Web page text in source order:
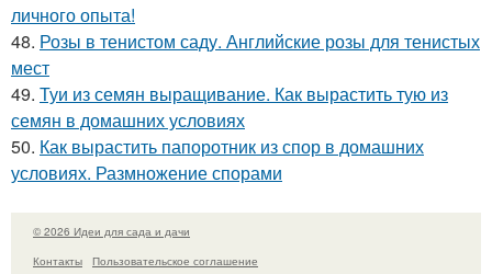
личного опыта!
48. Розы в тенистом саду. Английские розы для тенистых
мест
49. Туи из семян выращивание. Как вырастить тую из
семян в домашних условиях
50. Как вырастить папоротник из спор в домашних
условиях. Размножение спорами
© 2026 Идеи для сада и дачи
Контакты
Пользовательское соглашение